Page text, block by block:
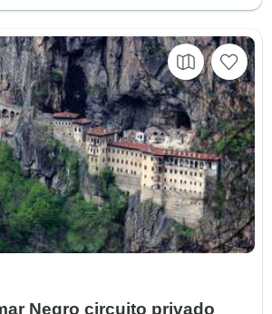
Negro circuito privado